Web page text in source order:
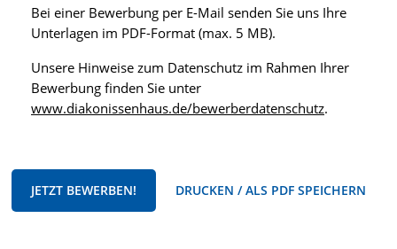
Bei einer Bewerbung per E-Mail senden Sie uns Ihre
Unterlagen im PDF-Format (max. 5 MB).
Unsere Hinweise zum Datenschutz im Rahmen Ihrer
Bewerbung finden Sie unter
www.diakonissenhaus.de/bewerberdatenschutz.
JETZT BEWERBEN! DRUCKEN / ALS PDF SPEICHERN